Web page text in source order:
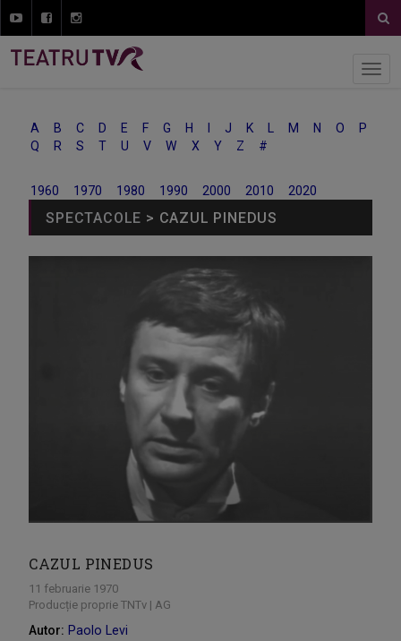
A B C D E F G H J K M N O
P
Q
R S T U V W X Y Z #
1960 1970 1980 1990 2000 2010 2020
SPECTACOLE > CAZUL PINEDUS
CAZUL PINEDUS
11 februarie 1970
Producție proprie TNTv | AG
Autor: Paolo Levi